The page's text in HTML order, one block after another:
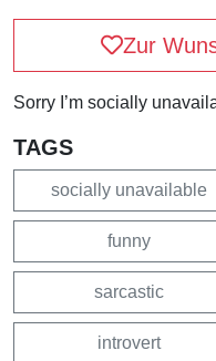
Zur
Sorry I’m socially
TAGS
socially unavailable
funny
sarcastic
introvert